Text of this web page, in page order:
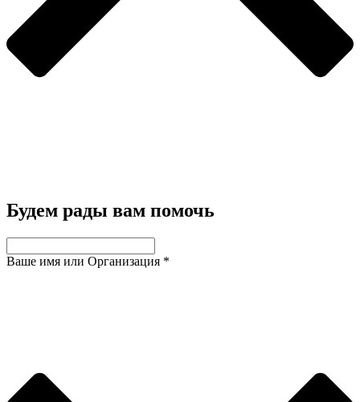
Будем рады вам помочь
Ваше имя или Организация *